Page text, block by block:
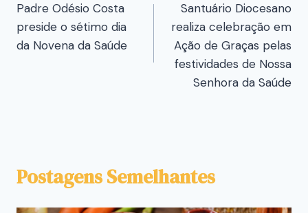
Padre Odésio Costa
preside o sétimo dia
da Novena da Saúde
Santuário Diocesano
realiza celebração em
Ação de Graças pelas
festividades de Nossa
Senhora da Saúde
Postagens Semelhantes